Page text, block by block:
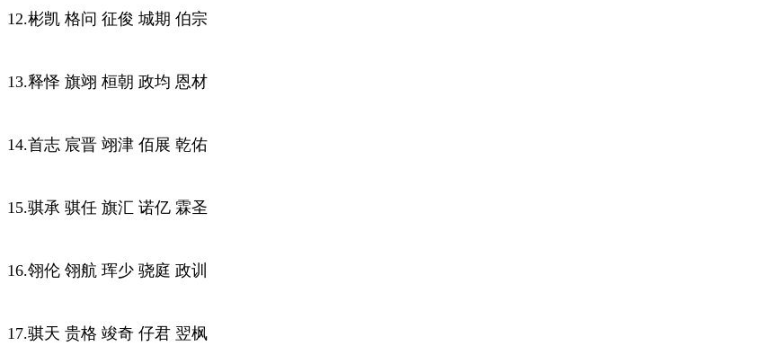
12.彬凯 格问 征俊 城期 伯宗
13.释怿 旗翊 桓朝 政均 恩材
14.首志 宸晋 翊津 佰展 乾佑
15.骐承 骐任 旗汇 诺亿 霖圣
16.翎伦 翎航 珲少 骁庭 政训
17.骐天 贵格 竣奇 仔君 翌枫